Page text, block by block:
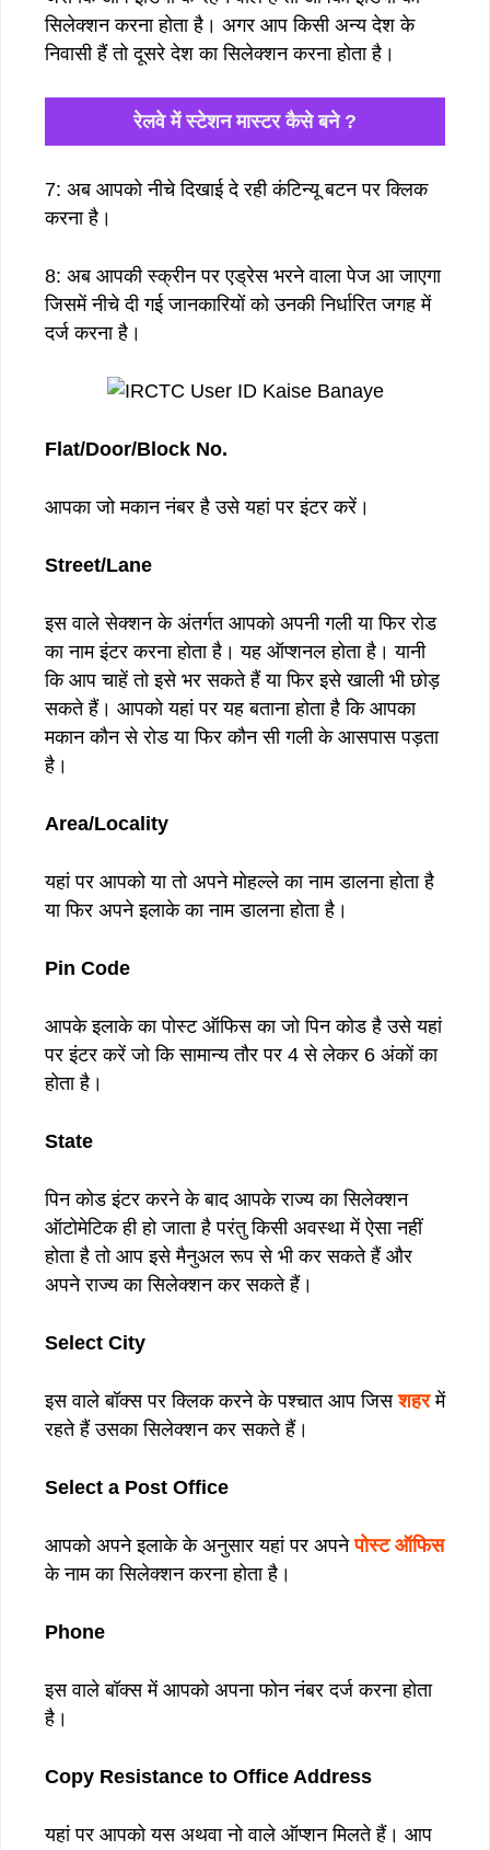
सिलेक्शन करना होता है। अगर आप किसी अन्य देश के
निवासी हैं तो दूसरे देश का सिलेक्शन करना होता है।
रेलवे में स्टेशन मास्टर कैसे बने ?
7: अब आपको नीचे दिखाई दे रही कंटिन्यू बटन पर क्लिक
करना है।
8: अब आपकी स्क्रीन पर एड्रेस भरने वाला पेज आ जाएगा
जिसमें नीचे दी गई जानकारियों को उनकी निर्धारित जगह में
दर्ज करना है।
Flat/Door/Block No.
आपका जो मकान नंबर है उसे यहां पर इंटर करें।
Street/Lane
इस वाले सेक्शन के अंतर्गत आपको अपनी गली या फिर रोड
का नाम इंटर करना होता है। यह ऑप्शनल होता है। यानी
कि आप चाहें तो इसे भर सकते हैं या फिर इसे खाली भी छोड़
सकते हैं। आपको यहां पर यह बताना होता है कि आपका
मकान कौन से रोड या फिर कौन सी गली के आसपास पड़ता
है।
Area/Locality
यहां पर आपको या तो अपने मोहल्ले का नाम डालना होता है
या फिर अपने इलाके का नाम डालना होता है।
Pin Code
आपके इलाके का पोस्ट ऑफिस का जो पिन कोड है उसे यहां
पर इंटर करें जो कि सामान्य तौर पर 4 से लेकर 6 अंकों का
होता है।
State
पिन कोड इंटर करने के बाद आपके राज्य का सिलेक्शन
ऑटोमेटिक ही हो जाता है परंतु किसी अवस्था में ऐसा नहीं
होता है तो आप इसे मैनुअल रूप से भी कर सकते हैं और
अपने राज्य का सिलेक्शन कर सकते हैं।
Select City
इस वाले बॉक्स पर क्लिक करने के पश्चात आप जिस शहर में
रहते हैं उसका सिलेक्शन कर सकते हैं।
Select a Post Office
आपको अपने इलाके के अनुसार यहां पर अपनेपोस्ट ऑफिस
के नाम का सिलेक्शन करना होता है।
Phone
इस वाले बॉक्स में आपको अपना फोन नंबर दर्ज करना होता
है।
Copy Resistance to Office Address
यहां पर आपको यस अथवा नो वाले ऑप्शन मिलते हैं। आप